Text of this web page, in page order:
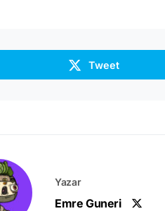
Tweet
Yazar
Emre Guneri